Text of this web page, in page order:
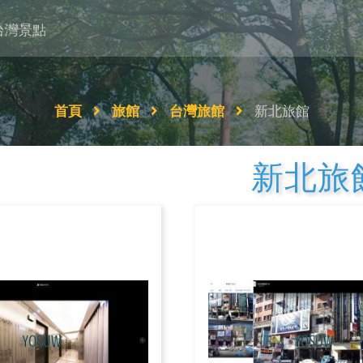
灣景點
首頁 旅館 台灣旅館 新北旅館
新北旅